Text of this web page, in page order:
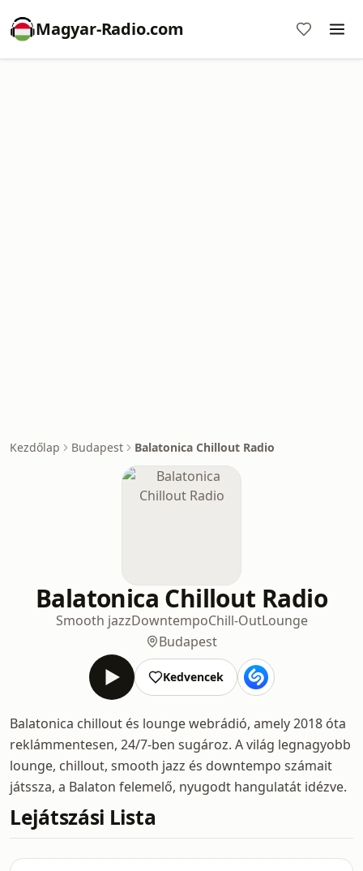
Magyar-Radio.com
Kezdőlap Budapest Balatonica Chillout Radio
Balatonica Chillout Radio
Smooth jazzDowntempoChill-OutLounge
Budapest
Kedvencek
Balatonica chillout és lounge webrádió, amely 2018 óta
reklámmentesen, 24/7-ben sugároz. A világ legnagyobb
lounge, chillout, smooth jazz és downtempo számait
játssza, a Balaton felemelő, nyugodt hangulatát idézve.
Lejátszási Lista